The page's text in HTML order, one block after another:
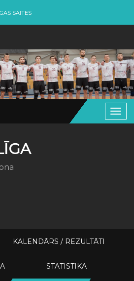
SAITES
KALENDĀRS / REZULTĀTI
STATISTIKA